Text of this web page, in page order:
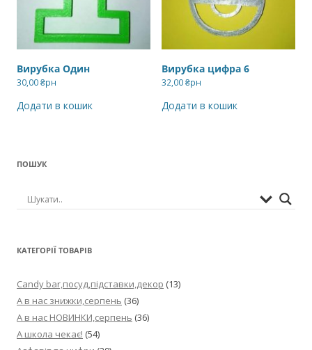
Вирубка Один
30,00₴рн
Додати в кошик
Вирубка цифра 6
32,00₴рн
Додати в кошик
ПОШУК
КАТЕГОРІЇ ТОВАРІВ
Candy bar,посуд,підставки,декор (13)
А в нас знижки,серпень (36)
А в нас НОВИНКИ,серпень (36)
А школа чекає! (54)